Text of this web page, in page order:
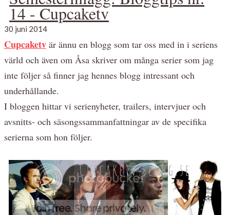
14 - Cupcaketv
30 juni 2014
Cupcaketv är ännu en blogg som tar oss med in i seriens
värld och även om Åsa skriver om många serier som jag
inte följer så finner jag hennes blogg intressant och
underhållande.
I bloggen hittar vi serienyheter, trailers, intervjuer och
avsnitts- och säsongssammanfattningar av de specifika
serierna som hon följer.